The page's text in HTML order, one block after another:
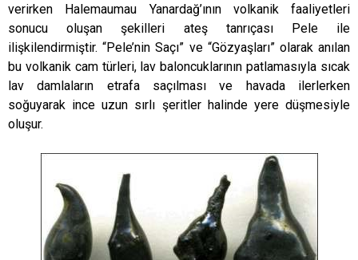
verirken Halemaumau Yanardağ’ının volkanik faaliyetleri
sonucu oluşan şekilleri ateş tanrıçası Pele ile
ilişkilendirmiştir. “Pele’nin Saçı” ve “Gözyaşları” olarak anılan
bu volkanik cam türleri, lav baloncuklarının patlamasıyla sıcak
lav damlaların etrafa saçılması ve havada ilerlerken
soğuyarak ince uzun sırlı şeritler halinde yere düşmesiyle
oluşur.